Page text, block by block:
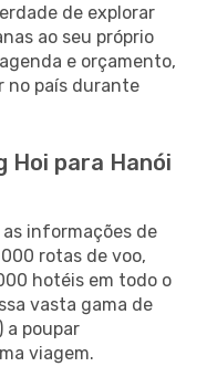
de explorar
ao seu próprio
e orçamento,
no país durante
Hoi para Hanói
informações de
rotas de voo,
hotéis em todo o
vasta gama de
a poupar
viagem.